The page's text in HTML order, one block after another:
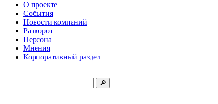
О проекте
События
Новости компаний
Разворот
Персона
Мнения
Корпоративный раздел